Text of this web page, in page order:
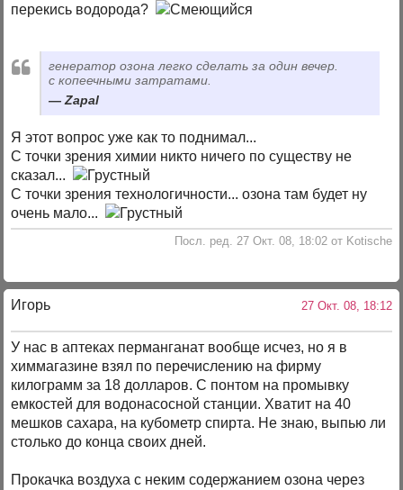
перекись водорода?
генератор озона легко сделать за один вечер.
с копеечными затратами.
Zapal
Я этот вопрос уже как то поднимал...
С точки зрения химии никто ничего по существу не
сказал...
С точки зрения технологичности... озона там будет ну
очень мало...
Посл. ред. 27 Окт. 08, 18:02 от Kotische
Игорь 27 Окт. 08, 18:12
У нас в аптеках перманганат вообще исчез, но я в
химмагазине взял по перечислению на фирму
килограмм за 18 долларов. С понтом на промывку
емкостей для водонасосной станции. Хватит на 40
мешков сахара, на кубометр спирта. Не знаю, выпью ли
столько до конца своих дней.
Прокачка воздуха с неким содержанием озона через